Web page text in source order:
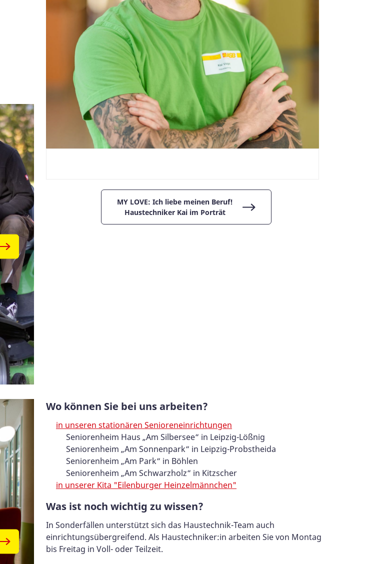
MY LOVE: Ich liebe meinen Beruf!
Haustechniker Kai im Porträt
Wo können Sie bei uns arbeiten?
in unseren stationären Senioreneinrichtungen
Seniorenheim Haus „Am Silbersee“ in Leipzig-Lößnig
Seniorenheim „Am Sonnenpark“ in Leipzig-Probstheida
Seniorenheim „Am Park“ in Böhlen
Seniorenheim „Am Schwarzholz“ in Kitzscher
in unserer Kita "Eilenburger Heinzelmännchen"
Was ist noch wichtig zu wissen?
In Sonderfällen unterstützt sich das Haustechnik-Team auch
einrichtungsübergreifend. Als Haustechniker:in arbeiten Sie von Montag
bis Freitag in Voll- oder Teilzeit.